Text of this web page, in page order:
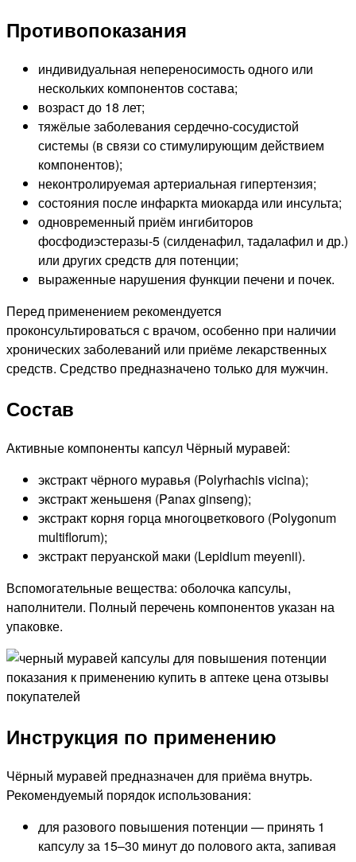
Противопоказания
индивидуальная непереносимость одного или
нескольких компонентов состава;
возраст до 18 лет;
тяжёлые заболевания сердечно-сосудистой
системы (в связи со стимулирующим действием
компонентов);
неконтролируемая артериальная гипертензия;
состояния после инфаркта миокарда или инсульта;
одновременный приём ингибиторов
фосфодиэстеразы-5 (силденафил, тадалафил и др.)
или других средств для потенции;
выраженные нарушения функции печени и почек.
Перед применением рекомендуется
проконсультироваться с врачом, особенно при наличии
хронических заболеваний или приёме лекарственных
средств. Средство предназначено только для мужчин.
Состав
Активные компоненты капсул Чёрный муравей:
экстракт чёрного муравья (Polyrhachis vicina);
экстракт женьшеня (Panax ginseng);
экстракт корня горца многоцветкового (Polygonum
multiflorum);
экстракт перуанской маки (Lepidium meyenii).
Вспомогательные вещества: оболочка капсулы,
наполнители. Полный перечень компонентов указан на
упаковке.
Инструкция по применению
Чёрный муравей предназначен для приёма внутрь.
Рекомендуемый порядок использования:
для разового повышения потенции — принять 1
капсулу за 15–30 минут до полового акта, запивая